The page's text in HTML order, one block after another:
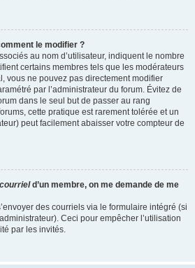
le modifier ?
au nom d’utilisateur, indiquent le nombre
certains membres tels que les modérateurs
vous ne pouvez pas directement modifier
par l’administrateur du forum. Évitez de
dans le seul but de passer au rang
cette pratique est rarement tolérée et un
peut facilement abaisser votre compteur de
courrield’un membre, on me demande de me
des courriels via le formulaire intégré (si
Ceci pour empêcher l’utilisation
par les invités.